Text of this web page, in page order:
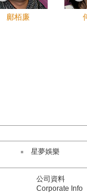
鄺栢廉
星夢娛樂
公司資料
Corporate Info